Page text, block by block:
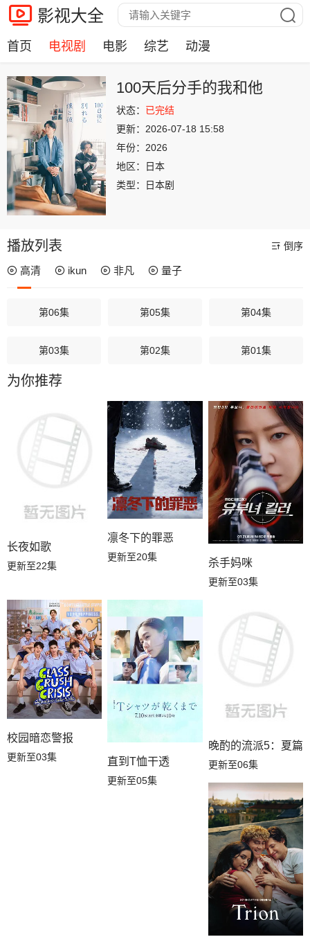
影视大全
首页 电视剧 电影 综艺 动漫
100天后分手的我和他
状态： 已完结
更新： 2026-07-18 15:58
年份： 2026
地区：
日本
类型：
日本剧
播放列表 倒序
高清 ikun 非凡 量子
第06集 第05集 第04集
第03集 第02集 第01集
为你推荐
长夜如歌
更新至22集
凛冬下的罪恶
更新至20集
杀手妈咪
更新至03集
校园暗恋警报
更新至03集 直到T恤干透
更新至05集
晚酌的流派5：夏篇
更新至06集